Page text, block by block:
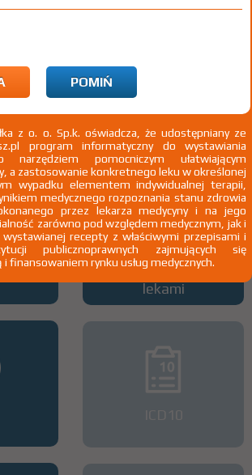
leku ATC
Interakcje z wieloma
lekami
POMIŃ
z o. o. Sp.k. oświadcza, że udostępniany ze
program informatyczny do wystawiania
pomocniczym ułatwiającym
a zastosowanie konkretnego leku w określonej
wypadku elementem indywidualnej terapii,
medycznego rozpoznania stanu zdrowia
przez lekarza medycyny i na jego
zarówno pod względem medycznym, jak i
recepty z właściwymi przepisami i
publicznoprawnych zajmujących się
i finansowaniem rynku usług medycznych.